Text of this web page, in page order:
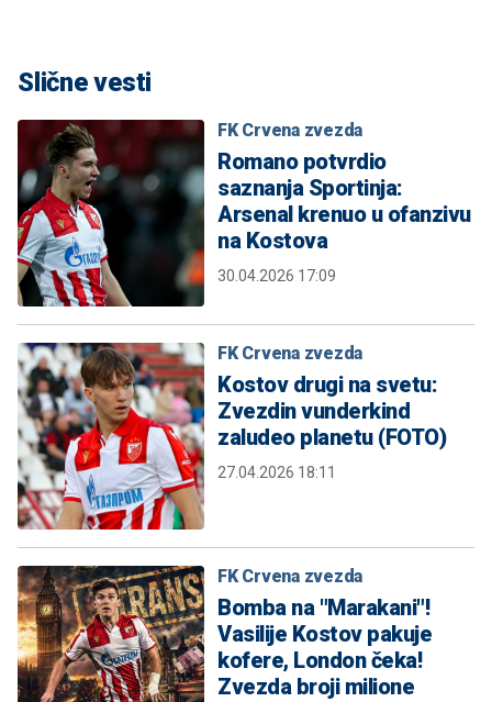
Slične vesti
FK Crvena zvezda
Romano potvrdio
saznanja Sportinja:
Arsenal krenuo u ofanzivu
na Kostova
30.04.2026 17:09
FK Crvena zvezda
Kostov drugi na svetu:
Zvezdin vunderkind
zaludeo planetu (FOTO)
27.04.2026 18:11
FK Crvena zvezda
Bomba na "Marakani"!
Vasilije Kostov pakuje
kofere, London čeka!
Zvezda broji milione